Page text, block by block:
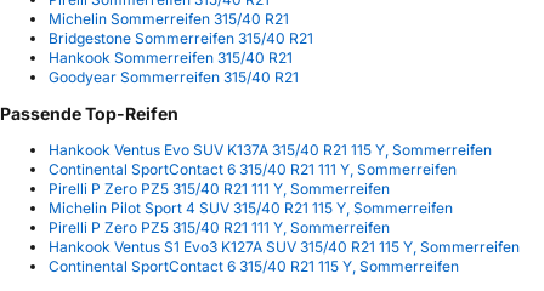
Michelin Sommerreifen 315/40 R21
Bridgestone Sommerreifen 315/40 R21
Hankook Sommerreifen 315/40 R21
Goodyear Sommerreifen 315/40 R21
Passende Top-Reifen
Hankook Ventus Evo SUV K137A 315/40 R21 115 Y, Sommerreifen
Continental SportContact 6 315/40 R21 111 Y, Sommerreifen
Pirelli P Zero PZ5 315/40 R21 111 Y, Sommerreifen
Michelin Pilot Sport 4 SUV 315/40 R21 115 Y, Sommerreifen
Pirelli P Zero PZ5 315/40 R21 111 Y, Sommerreifen
Hankook Ventus S1 Evo3 K127A SUV 315/40 R21 115 Y, Sommerreifen
Continental SportContact 6 315/40 R21 115 Y, Sommerreifen